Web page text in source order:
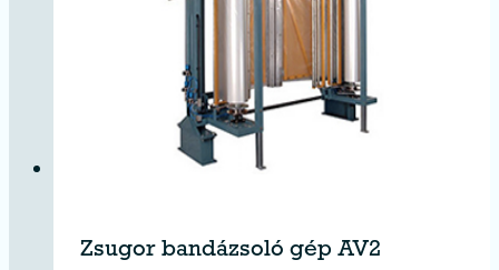
Zsugor bandázsoló gép AV2